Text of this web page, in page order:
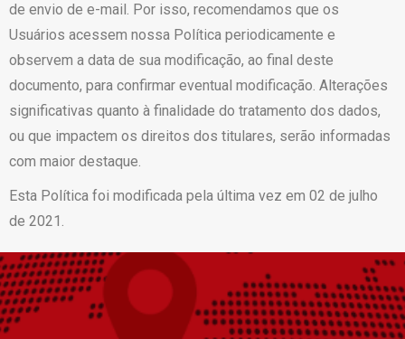
de envio de e-mail. Por isso, recomendamos que os
Usuários acessem nossa Política periodicamente e
observem a data de sua modificação, ao final deste
documento, para confirmar eventual modificação. Alterações
significativas quanto à finalidade do tratamento dos dados,
ou que impactem os direitos dos titulares, serão informadas
com maior destaque.
Esta Política foi modificada pela última vez em 02 de julho
de 2021.